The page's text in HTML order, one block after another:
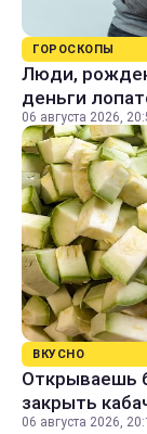
ГОРОСКОПЫ
Люди,
деньги
06 августа 2026,
ВКУСНО
Открываешь
закрыть
06 августа 2026,